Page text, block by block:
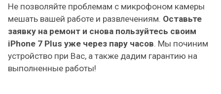
Не позволяйте проблемам с микрофоном камеры
мешать вашей работе и развлечениям. Оставьте
заявку на ремонт и снова пользуйтесь своим
iPhone 7 Plus уже через пару часов. Мы починим
устройство при Вас, а также дадим гарантию на
выполненные работы!